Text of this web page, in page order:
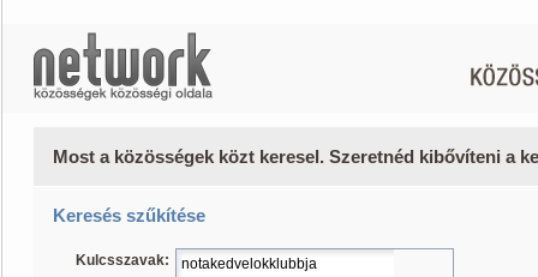
Most a közösségek közt keresel. Szeretnéd kibővíteni a
Keresés szűkítése
Kulcsszavak: